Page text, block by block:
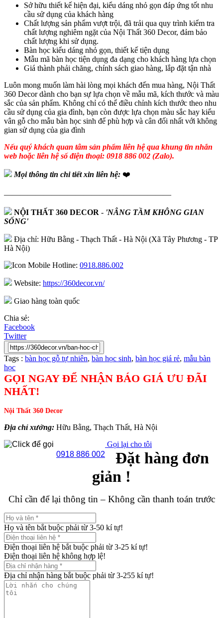
Sở hữu thiết kế hiện đại, kiểu dáng nhỏ gọn đáp ứng tốt nhu
cầu sử dụng của khách hàng
Chất lượng sản phẩm vượt trội, đã trải qua quy trình kiểm tra
chất lượng nghiêm ngặt của Nội Thất 360 Decor, đảm bảo
chất lượng khi sử dụng.
Bàn học kiểu dáng nhỏ gọn, thiết kế tiện dụng
Mẫu mã bàn học tiện dụng đa dạng cho khách hàng lựa chọn
Giá thành phải chăng, chính sách giao hàng, lắp đặt tận nhà
Luôn mong muốn làm hài lòng mọi khách đến mua hàng, Nội Thất
360 Decor dành cho bạn sự lựa chọn về mẫu mã, kích thước và màu
sắc của sản phẩm. Không chỉ có thể điều chỉnh kích thước theo nhu
cầu sử dụng của gia đình, bạn còn được lựa chọn màu sắc hay kiểu
vân gỗ cho mẫu bàn học sinh để phù hợp và cân đối nhất với không
gian sử dụng của gia đình
Nếu quý khách quan tâm sản phẩm liên hệ qua khung tin nhắn
web hoặc liên hệ số điện thoại: 0918 886 002 (Zalo).
Mọi thông tin chi tiết xin liên hệ: ❤️
—————————————————————
NỘI THẤT 360 DECOR - 'NÂNG TẦM KHÔNG GIAN
SỐNG'
Địa chỉ: Hữu Bằng - Thạch Thất - Hà Nội (Xã Tây Phương - TP
Hà Nội)
Hotline: 0918.886.002
Website: https://360decor.vn/
Giao hàng toàn quốc
Chia sẻ:
Facebook
Twitter
Tags : bàn học gỗ tự nhiên, bàn học sinh, bàn học giá rẻ, mẫu bàn
học
GỌI NGAY ĐỂ NHẬN BÁO GIÁ ƯU ĐÃI
NHẤT!
Nội Thất 360 Decor
Địa chỉ xưởng: Hữu Bằng, Thạch Thất, Hà Nội
0918 886 002
Gọi lại cho tôi
Đặt hàng đơn
giản !
Chỉ cần để lại thông tin – Không cần thanh toán trước
Họ và tên bắt buộc phải từ 3-50 kí tự!
Điện thoại liên hệ bắt buộc phải từ 3-25 kí tự!
Điện thoại liên hệ không hợp lệ!
Địa chỉ nhận hàng bắt buộc phải từ 3-255 kí tự!